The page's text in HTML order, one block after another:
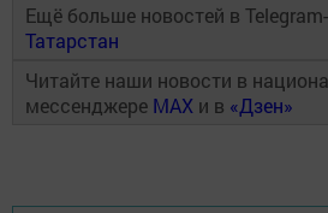
Ещё больше новостей в
Татарстан
Читайте наши новости в
мессенджере MAX и в «Дзен»